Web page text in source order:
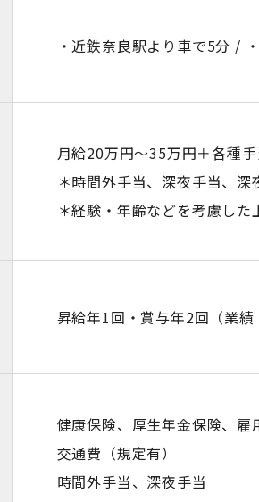
・近鉄奈良駅より車で5分 /
月給20万円～35万円＋各種
＊時間外手当、深夜手当、深
＊経験・年齢などを考慮した
昇給年1回・賞与年2回（業績
健康保険、厚生年金保険、雇
交通費（規定有）
時間外手当、深夜手当